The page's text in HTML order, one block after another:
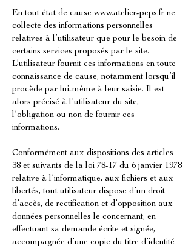
En tout état de cause www.atelier-peps.fr ne
collecte des informations personnelles
relatives à l’utilisateur que pour le besoin de
certains services proposés par le site.
L’utilisateur fournit ces informations en toute
connaissance de cause, notamment lorsqu’il
procède par lui-même à leur saisie. Il est
alors précisé à l’utilisateur du site,
l’obligation ou non de fournir ces
informations.
Conformément aux dispositions des articles
38 et suivants de la loi 78-17 du 6 janvier 1978
relative à l’informatique, aux fichiers et aux
libertés, tout utilisateur dispose d’un droit
d’accès, de rectification et d’opposition aux
données personnelles le concernant, en
effectuant sa demande écrite et signée,
accompagnée d’une copie du titre d’identité